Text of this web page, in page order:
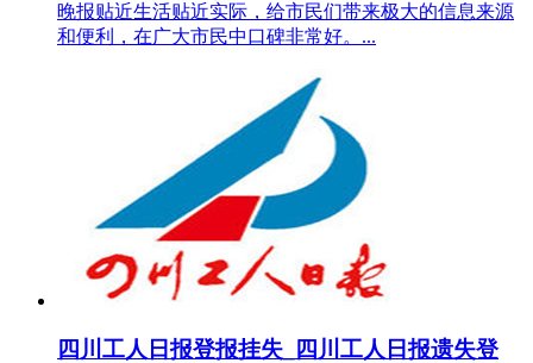
晚报贴近生活贴近实际，给市民们带来极大的信息来源
和便利，在广大市民中口碑非常好。...
四川工人日报登报挂失_四川工人日报遗失登